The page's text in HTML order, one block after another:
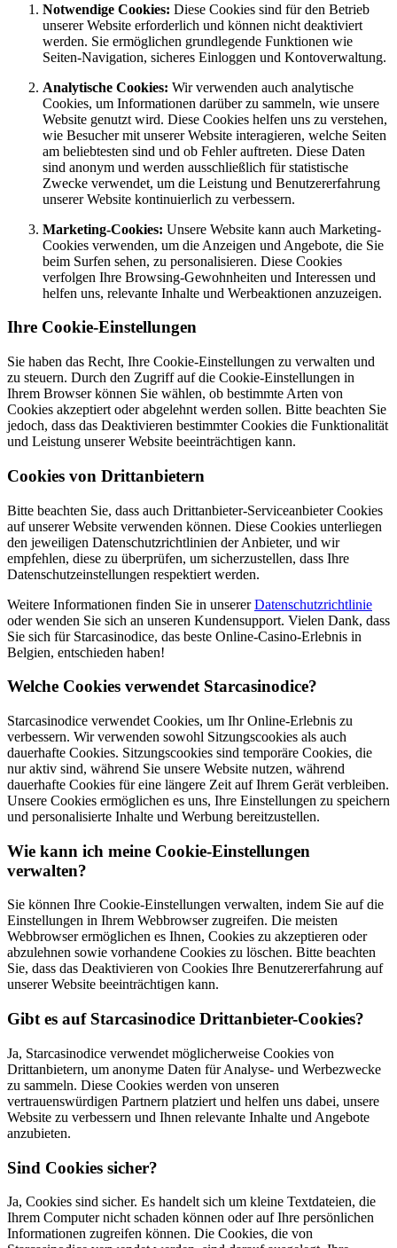
Notwendige Cookies: Diese Cookies sind für den Betrieb
unserer Website erforderlich und können nicht deaktiviert
werden. Sie ermöglichen grundlegende Funktionen wie
Seiten-Navigation, sicheres Einloggen und Kontoverwaltung.
Analytische Cookies: Wir verwenden auch analytische
Cookies, um Informationen darüber zu sammeln, wie unsere
Website genutzt wird. Diese Cookies helfen uns zu verstehen,
wie Besucher mit unserer Website interagieren, welche Seiten
am beliebtesten sind und ob Fehler auftreten. Diese Daten
sind anonym und werden ausschließlich für statistische
Zwecke verwendet, um die Leistung und Benutzererfahrung
unserer Website kontinuierlich zu verbessern.
Marketing-Cookies: Unsere Website kann auch Marketing-
Cookies verwenden, um die Anzeigen und Angebote, die Sie
beim Surfen sehen, zu personalisieren. Diese Cookies
verfolgen Ihre Browsing-Gewohnheiten und Interessen und
helfen uns, relevante Inhalte und Werbeaktionen anzuzeigen.
Ihre Cookie-Einstellungen
Sie haben das Recht, Ihre Cookie-Einstellungen zu verwalten und
zu steuern. Durch den Zugriff auf die Cookie-Einstellungen in
Ihrem Browser können Sie wählen, ob bestimmte Arten von
Cookies akzeptiert oder abgelehnt werden sollen. Bitte beachten Sie
jedoch, dass das Deaktivieren bestimmter Cookies die Funktionalität
und Leistung unserer Website beeinträchtigen kann.
Cookies von Drittanbietern
Bitte beachten Sie, dass auch Drittanbieter-Serviceanbieter Cookies
auf unserer Website verwenden können. Diese Cookies unterliegen
den jeweiligen Datenschutzrichtlinien der Anbieter, und wir
empfehlen, diese zu überprüfen, um sicherzustellen, dass Ihre
Datenschutzeinstellungen respektiert werden.
Weitere Informationen finden Sie in unsererDatenschutzrichtlinie
oder wenden Sie sich an unseren Kundensupport. Vielen Dank, dass
Sie sich für Starcasinodice, das beste Online-Casino-Erlebnis in
Belgien, entschieden haben!
Welche Cookies verwendet Starcasinodice?
Starcasinodice verwendet Cookies, um Ihr Online-Erlebnis zu
verbessern. Wir verwenden sowohl Sitzungscookies als auch
dauerhafte Cookies. Sitzungscookies sind temporäre Cookies, die
nur aktiv sind, während Sie unsere Website nutzen, während
dauerhafte Cookies für eine längere Zeit auf Ihrem Gerät verbleiben.
Unsere Cookies ermöglichen es uns, Ihre Einstellungen zu speichern
und personalisierte Inhalte und Werbung bereitzustellen.
Wie kann ich meine Cookie-Einstellungen
verwalten?
Sie können Ihre Cookie-Einstellungen verwalten, indem Sie auf die
Einstellungen in Ihrem Webbrowser zugreifen. Die meisten
Webbrowser ermöglichen es Ihnen, Cookies zu akzeptieren oder
abzulehnen sowie vorhandene Cookies zu löschen. Bitte beachten
Sie, dass das Deaktivieren von Cookies Ihre Benutzererfahrung auf
unserer Website beeinträchtigen kann.
Gibt es auf Starcasinodice Drittanbieter-Cookies?
Ja, Starcasinodice verwendet möglicherweise Cookies von
Drittanbietern, um anonyme Daten für Analyse- und Werbezwecke
zu sammeln. Diese Cookies werden von unseren
vertrauenswürdigen Partnern platziert und helfen uns dabei, unsere
Website zu verbessern und Ihnen relevante Inhalte und Angebote
anzubieten.
Sind Cookies sicher?
Ja, Cookies sind sicher. Es handelt sich um kleine Textdateien, die
Ihrem Computer nicht schaden können oder auf Ihre persönlichen
Informationen zugreifen können. Die Cookies, die von